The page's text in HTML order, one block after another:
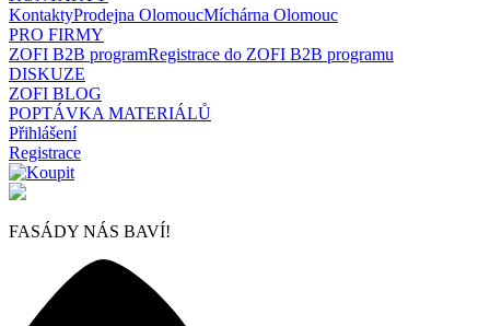
KontaktyProdejna OlomoucMíchárna Olomouc
PRO FIRMY
ZOFI B2B programRegistrace do ZOFI B2B programu
DISKUZE
ZOFI BLOG
POPTÁVKA MATERIÁLŮ
Přihlášení
Registrace
FASÁDY NÁS BAVÍ!